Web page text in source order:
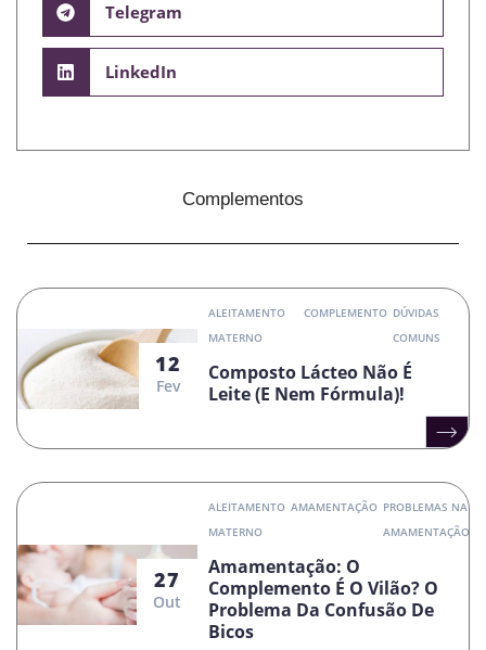
Telegram
LinkedIn
Complementos
12
Fev
ALEITAMENTO
MATERNO
COMPLEMENTO DÚVIDAS
COMUNS
Composto Lácteo Não É
Leite (e Nem Fórmula)!
27
Out
ALEITAMENTO
MATERNO
AMAMENTAÇÃO PROBLEMAS NA
AMAMENTAÇÃO
Amamentação: O
Complemento É O Vilão? O
Problema Da Confusão De
Bicos